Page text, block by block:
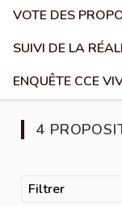
VOTE DES
SUIVI DE LA
ENQUÊTE CCE
4
Filtrer